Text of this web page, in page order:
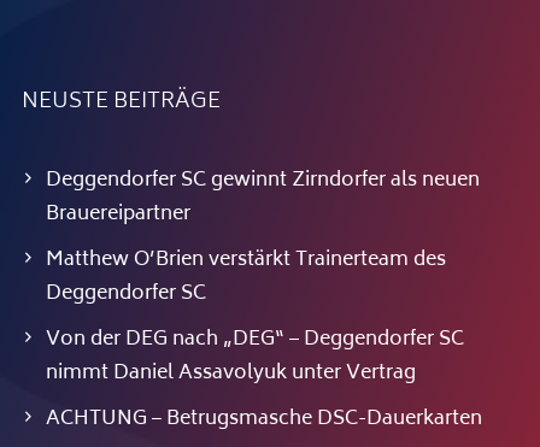
NEUSTE BEITRÄGE
Deggendorfer SC gewinnt Zirndorfer als neuen
Brauereipartner
Matthew O’Brien verstärkt Trainerteam des
Deggendorfer SC
Von der DEG nach „DEG“ – Deggendorfer SC
nimmt Daniel Assavolyuk unter Vertrag
ACHTUNG – Betrugsmasche DSC-Dauerkarten